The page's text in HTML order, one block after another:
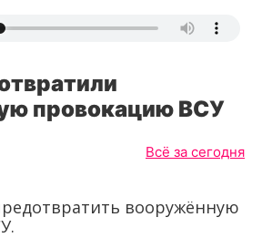
провокацию ВСУ
Всё за сегодня
вооружённую